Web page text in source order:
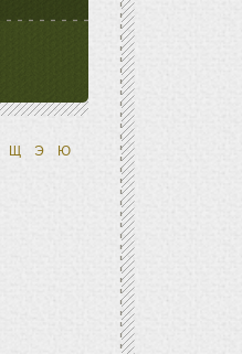
Щ Э
Ю